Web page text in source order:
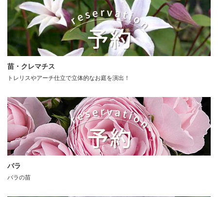
苗・クレマチス
トレリスやアーチ仕立で立体的なお庭を演出！
バラ
バラの苗